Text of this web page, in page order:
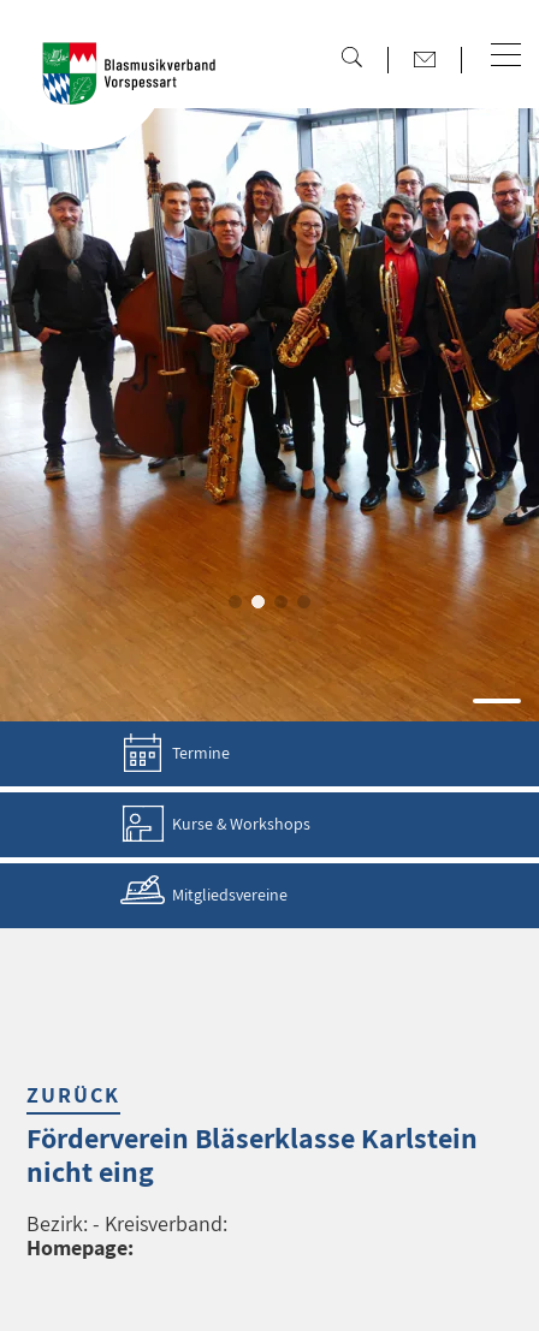
Termine
Kurse & Workshops
Mitgliedsvereine
ZURÜCK
Förderverein Bläserklasse Karlstein
nicht eing
Bezirk: - Kreisverband:
Homepage: